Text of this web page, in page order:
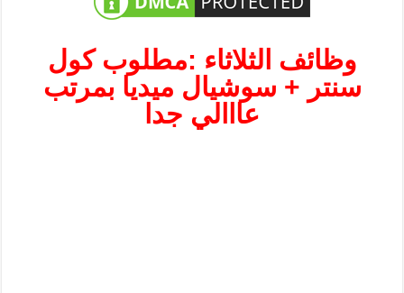
وظائف الثلاثاء :مطلوب كول
سنتر + سوشيال ميديا بمرتب
عااالي جدا